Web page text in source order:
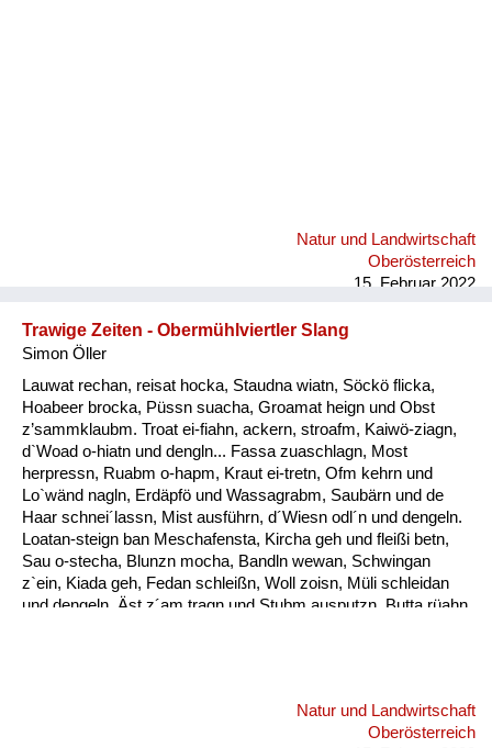
Natur und Landwirtschaft
Oberösterreich
15. Februar 2022
Trawige Zeiten - Obermühlviertler Slang
Simon Öller
Lauwat rechan, reisat hocka, Staudna wiatn, Söckö flicka,
Hoabeer brocka, Püssn suacha, Groamat heign und Obst
z’sammklaubm. Troat ei-fiahn, ackern, stroafm, Kaiwö-ziagn,
d`Woad o-hiatn und dengln... Fassa zuaschlagn, Most
herpressn, Ruabm o-hapm, Kraut ei-tretn, Ofm kehrn und
Lo`wänd nagln, Erdäpfö und Wassagrabm, Saubärn und de
Haar schnei´lassn, Mist ausführn, d´Wiesn odl´n und dengeln.
Loatan-steign ban Meschafensta, Kircha geh und fleißi betn,
Sau o-stecha, Blunzn mocha, Bandln wewan, Schwingan
z`ein, Kiada geh, Fedan schleißn, Woll zoisn, Müli schleidan
und dengeln. Äst z´am tragn und Stubm ausputzn, Butta rüahn
z´lacha, da kimmt ma kam zan Kinamocha. Da Herbst klopft
langsam a, d´Schwalbm fliagn scho davo, wann glei da
Natur und Landwirtschaft
Oberösterreich